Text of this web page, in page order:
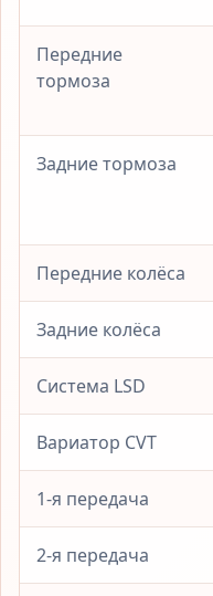
Передние
тормоза
Задние тормоза
Передние колёса
Задние колёса
Система LSD
Вариатор CVT
1-я передача
2-я передача